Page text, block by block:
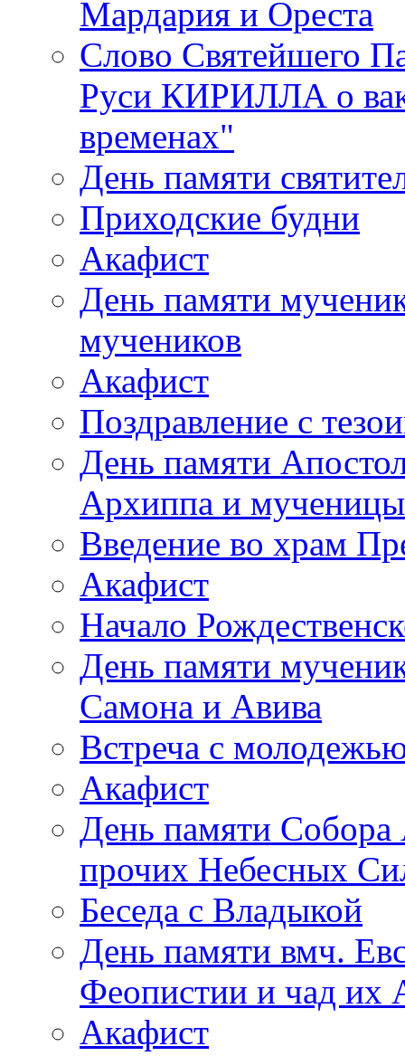
Мардария и Ореста
Слово Святейшего
Руси КИРИЛЛА о
временах"
День памяти
Приходские будни
Акафист
День памяти
мучеников
Акафист
Поздравление с
День памяти
Архиппа и
Введение во храм
Акафист
Начало
День памяти
Самона и Авива
Встреча с
Акафист
День памяти Собора
прочих Небесных
Беседа с Владыкой
День памяти вмч.
Феопистии и чад их
Акафист